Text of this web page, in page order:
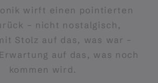
wirft einen pointierten
– nicht nostalgisch,
Stolz auf das, was war –
auf das, was noch
kommen wird.